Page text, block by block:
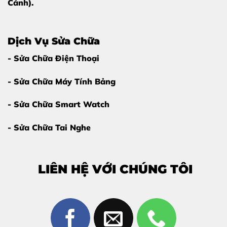
Cảnh).
Dịch Vụ Sửa Chữa
- Sửa Chữa Điện Thoại
- Sửa Chữa Máy Tính Bảng
- Sửa Chữa Smart Watch
- Sửa Chữa Tai Nghe
LIÊN HỆ VỚI CHÚNG TÔI